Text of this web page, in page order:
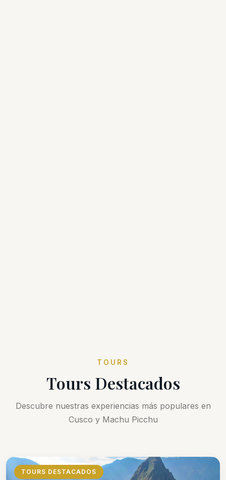
TOURS
Tours Destacados
Descubre nuestras experiencias más populares en
Cusco y Machu Picchu
TOURS DESTACADOS